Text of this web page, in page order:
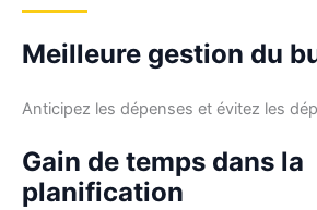
Meilleure gestion du
Anticipez les dépenses et évitez les
Gain de temps dans la
planification